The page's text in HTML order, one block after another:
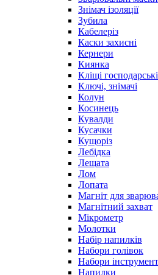
Знімач ізоляції
Зубила
Кабелеріз
Каски захисні
Кернери
Киянка
Кліщі господарські
Ключі, знімачі
Колун
Косинець
Кувалди
Кусачки
Кущоріз
Лебідка
Лещата
Лом
Лопата
Магніт для
Магнітний захват
Мікрометр
Молотки
Набір напилків
Набори голівок
Набори
Напилки